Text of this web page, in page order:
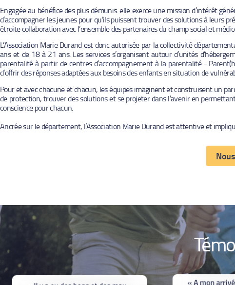
Engagée au bénéfice des plus démunis. elle exerce une mission d’intérêt
d’accompagner les jeunes pour qu’ils puissent trouver des solutions à
étroite collaboration avec l’ensemble des partenaires du champ social et
L’Association Marie Durand est donc autorisée par la collectivité
ans et de 18 à 21 ans. Les services s’organisent autour d’unités
parentalité à partir de centres d’accompagnement à la parentalité -
d’offrir des réponses adaptées aux besoins des enfants en situation de
Pour et avec chacune et chacun, les équipes imaginent et construisent un
de protection, trouver des solutions et se projeter dans l’avenir en
conscience pour chacun.
Ancrée sur le département, l’Association Marie Durand est attentive et